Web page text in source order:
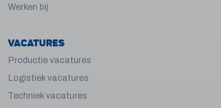
Werken bij
Vacatures
Productie vacatures
Logistiek vacatures
Techniek vacatures